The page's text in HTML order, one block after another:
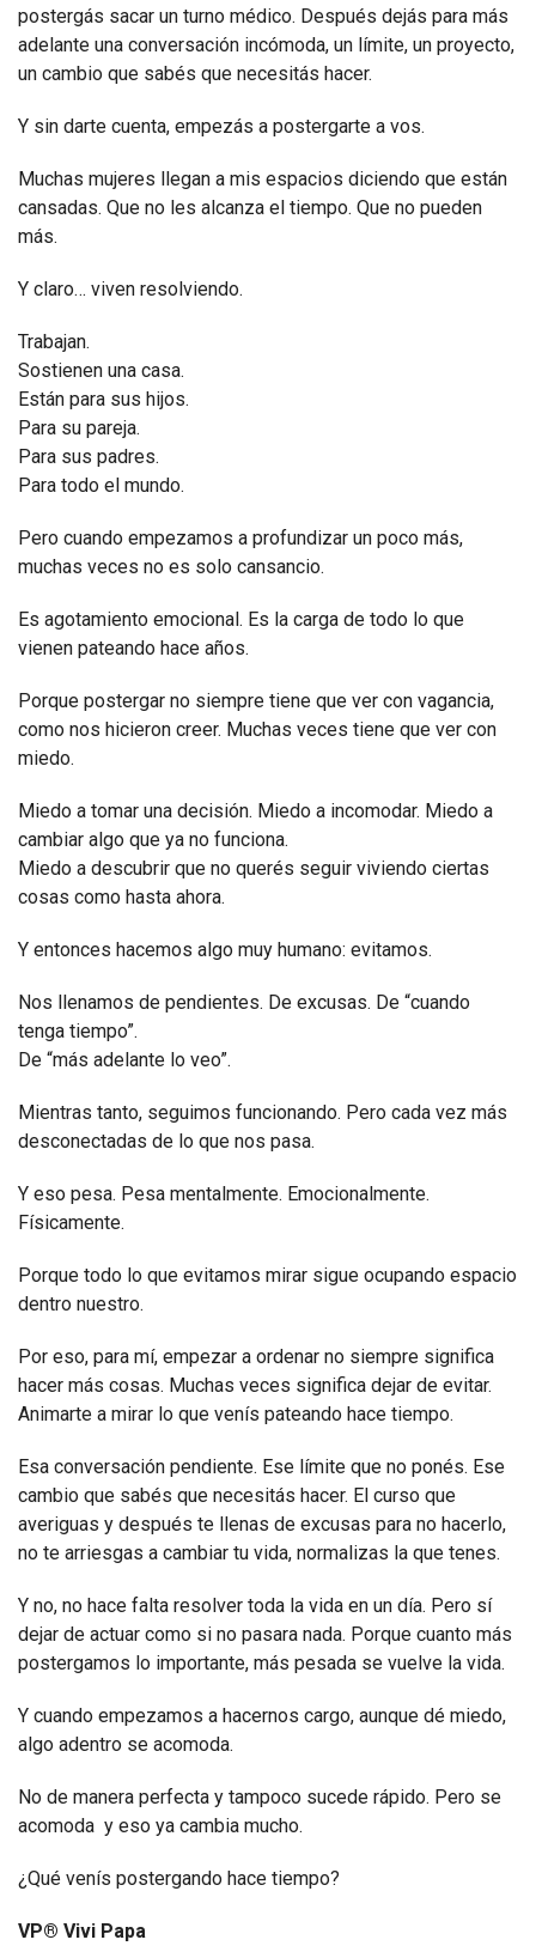
postergás sacar un turno médico. Después dejás para más
adelante una conversación incómoda, un límite, un proyecto,
un cambio que sabés que necesitás hacer.
Y sin darte cuenta, empezás a postergarte a vos.
Muchas mujeres llegan a mis espacios diciendo que están
cansadas. Que no les alcanza el tiempo. Que no pueden
más.
Y claro… viven resolviendo.
Trabajan.
Sostienen una casa.
Están para sus hijos.
Para su pareja.
Para sus padres.
Para todo el mundo.
Pero cuando empezamos a profundizar un poco más,
muchas veces no es solo cansancio.
Es agotamiento emocional. Es la carga de todo lo que
vienen pateando hace años.
Porque postergar no siempre tiene que ver con vagancia,
como nos hicieron creer. Muchas veces tiene que ver con
miedo.
Miedo a tomar una decisión. Miedo a incomodar. Miedo a
cambiar algo que ya no funciona.
Miedo a descubrir que no querés seguir viviendo ciertas
cosas como hasta ahora.
Y entonces hacemos algo muy humano: evitamos.
Nos llenamos de pendientes. De excusas. De “cuando
tenga tiempo”.
De “más adelante lo veo”.
Mientras tanto, seguimos funcionando. Pero cada vez más
desconectadas de lo que nos pasa.
Y eso pesa. Pesa mentalmente. Emocionalmente.
Físicamente.
Porque todo lo que evitamos mirar sigue ocupando espacio
dentro nuestro.
Por eso, para mí, empezar a ordenar no siempre significa
hacer más cosas. Muchas veces significa dejar de evitar.
Animarte a mirar lo que venís pateando hace tiempo.
Esa conversación pendiente. Ese límite que no ponés. Ese
cambio que sabés que necesitás hacer. El curso que
averiguas y después te llenas de excusas para no hacerlo,
no te arriesgas a cambiar tu vida, normalizas la que tenes.
Y no, no hace falta resolver toda la vida en un día. Pero sí
dejar de actuar como si no pasara nada. Porque cuanto más
postergamos lo importante, más pesada se vuelve la vida.
Y cuando empezamos a hacernos cargo, aunque dé miedo,
algo adentro se acomoda.
No de manera perfecta y tampoco sucede rápido. Pero se
acomoda y eso ya cambia mucho.
¿Qué venís postergando hace tiempo?
VP® Vivi Papa